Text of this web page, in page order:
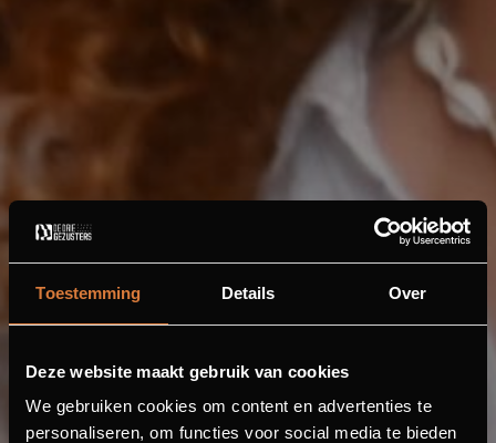
Toestemming Details Over
Deze website maakt gebruik van cookies
We gebruiken cookies om content en advertenties te
personaliseren, om functies voor social media te bieden